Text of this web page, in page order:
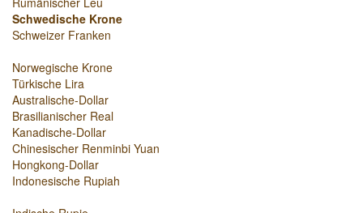
Schwedische Krone
Schweizer Franken
Norwegische Krone
Türkische Lira
Australische-Dollar
Brasilianischer Real
Kanadische-Dollar
Chinesischer Renminbi Yuan
Hongkong-Dollar
Indonesische Rupiah